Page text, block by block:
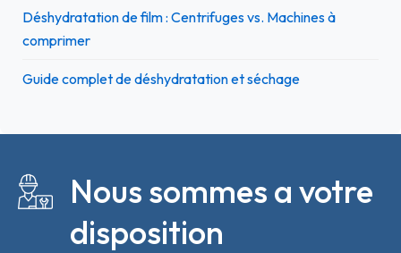
Déshydratation de film : Centrifuges vs. Machines à
comprimer
Guide complet de déshydratation et séchage
Nous sommes a votre
disposition